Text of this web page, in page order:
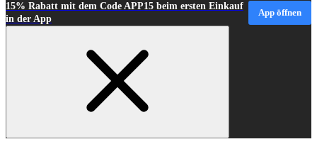
15% Rabatt mit dem Code APP15 beim ersten Einkauf
in der App
App öffnen